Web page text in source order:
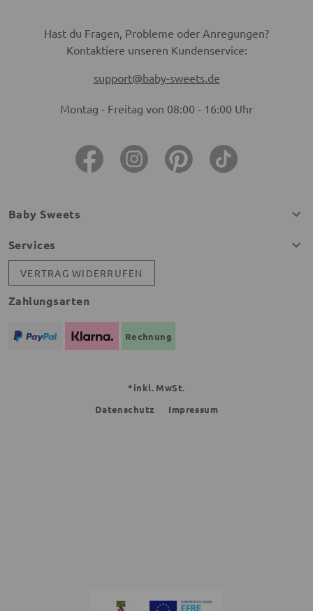
Hast du Fragen, Probleme oder Anregungen?
Kontaktiere unseren Kundenservice:
support@baby-sweets.de
Montag - Freitag von 08:00 - 16:00 Uhr
Baby Sweets
Services
VERTRAG WIDERRUFEN
Zahlungsarten
Rechnung
*inkl. MwSt.
Datenschutz
Impressum